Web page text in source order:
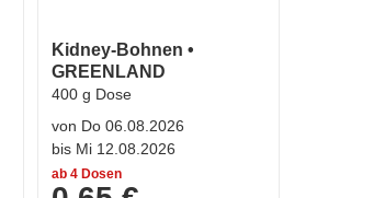
Kidney-Bohnen •
GREENLAND
400 g Dose
von Do 06.08.2026
bis Mi 12.08.2026
ab 4 Dosen